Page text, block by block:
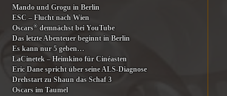
Mando und Grogu in Berlin
ESC – Flucht nach Wien
Oscars® demnächst bei YouTube
Das letzte Abenteuer beginnt in Berlin
Es kann nur 5 geben…
LaCinetek – Heimkino für Cinéasten
Eric Dane spricht über seine ALS-Diagnose
Drehstart zu Shaun das Schaf 3
Oscars im Taumel